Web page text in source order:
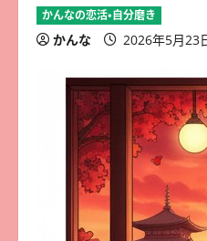
かんなの恋活・自分磨き
かんな 2026年5月23